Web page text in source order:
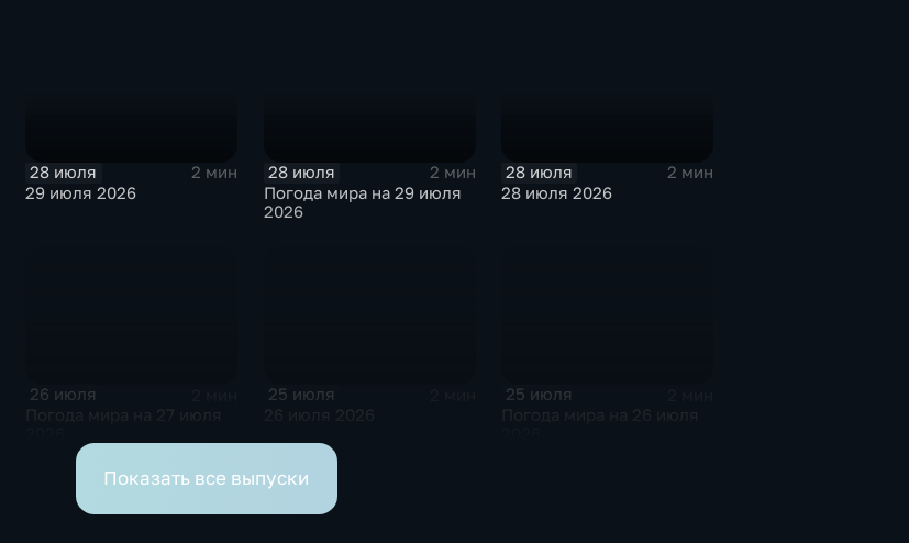
28 июля
2 мин
29 июля 2026
28 июля
2 мин
Погода мира на 29 июля
2026
28 июля
2 мин
28 июля 2026
26 июля 25 июля 25 июля
Показать все выпуски